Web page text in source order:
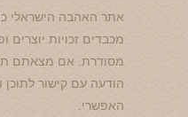
אתר האהבה הישראלי
מכבדים זכויות
מסודרת. אם מצאתם
הודעה עם קישור לתוכן
האפשרי.